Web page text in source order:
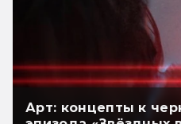
Арт: концепты к